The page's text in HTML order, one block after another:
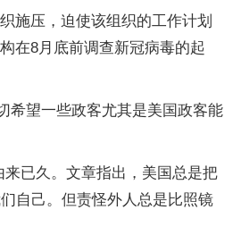
施压，迫使该组织的工作计划
在8月底前调查新冠病毒的起
希望一些政客尤其是美国政客能
已久。文章指出，美国总是把
自己。但责怪外人总是比照镜